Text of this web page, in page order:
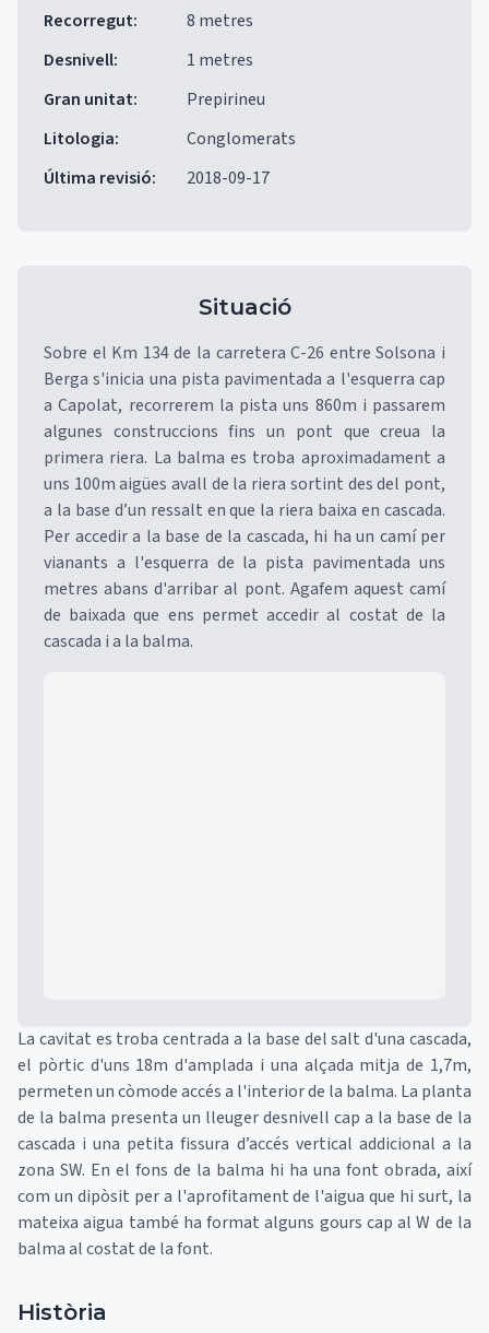
Recorregut:
8 metres
Desnivell:
1 metres
Gran unitat:
Prepirineu
Litologia:
Conglomerats
Última revisió: 2018-09-17
Situació
Sobre el Km 134 de la carretera C-26 entre Solsona i
Berga s'inicia una pista pavimentada a l'esquerra cap
a Capolat, recorrerem la pista uns 860m i passarem
algunes construccions fins un pont que creua la
primera riera. La balma es troba aproximadament a
uns 100m aigües avall de la riera sortint des del pont,
a la base d’un ressalt en que la riera baixa en cascada.
Per accedir a la base de la cascada, hi ha un camí per
vianants a l'esquerra de la pista pavimentada uns
metres abans d'arribar al pont. Agafem aquest camí
de baixada que ens permet accedir al costat de la
cascada i a la balma.
La cavitat es troba centrada a la base del salt d'una cascada,
el pòrtic d'uns 18m d'amplada i una alçada mitja de 1,7m,
permeten un còmode accés a l'interior de la balma. La planta
de la balma presenta un lleuger desnivell cap a la base de la
cascada i una petita fissura d’accés vertical addicional a la
zona SW. En el fons de la balma hi ha una font obrada, així
com un dipòsit per a l'aprofitament de l'aigua que hi surt, la
mateixa aigua també ha format alguns gours cap al W de la
balma al costat de la font.
Història